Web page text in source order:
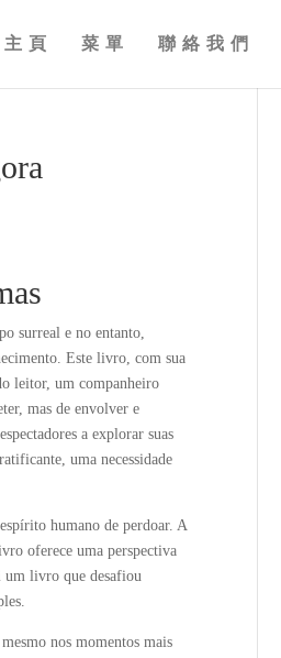
主頁 菜單 聯絡我們
surreal e no entanto,
Este livro, com sua
leitor, um companheiro
mas de envolver e
a explorar suas
uma necessidade
humano de perdoar. A
oferece uma perspectiva
um livro que desafiou
nos momentos mais